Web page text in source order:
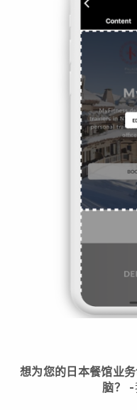
想为您的日本餐馆业
脑？
-